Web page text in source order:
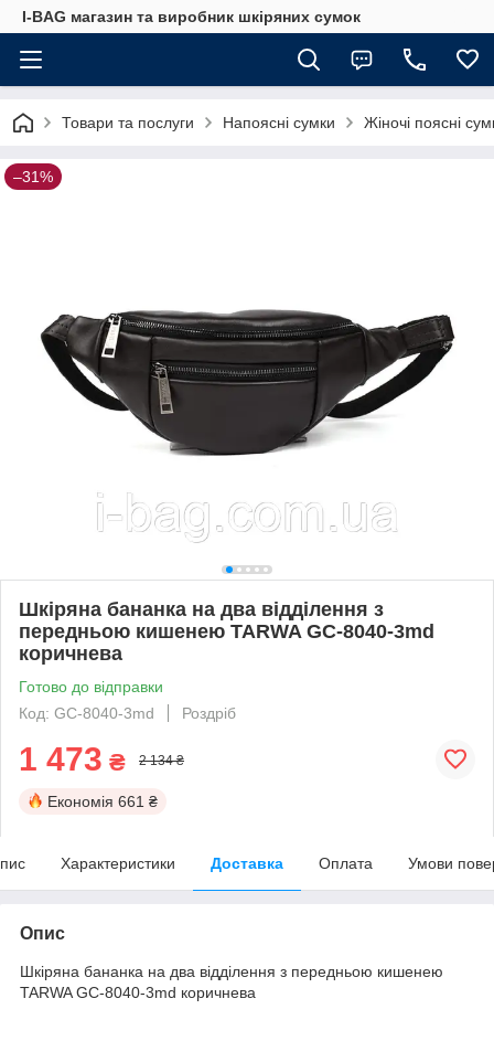
I-BAG магазин та виробник шкіряних сумок
Товари та послуги Напоясні сумки Жіночі поясні
–31%
Шкіряна бананка на два відділення з
передньою кишенею TARWA GC-8040-3md
коричнева
Готово до відправки
Код: GC-8040-3md
Роздріб
1 473 ₴ 2 134 ₴
Економія 661 ₴
Характеристики Доставка Оплата Умови
Опис
Шкіряна бананка на два відділення з передньою кишенею
TARWA GC-8040-3md коричнева